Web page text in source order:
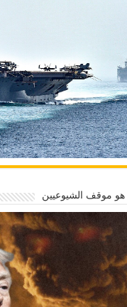
موقف الشيوعيين